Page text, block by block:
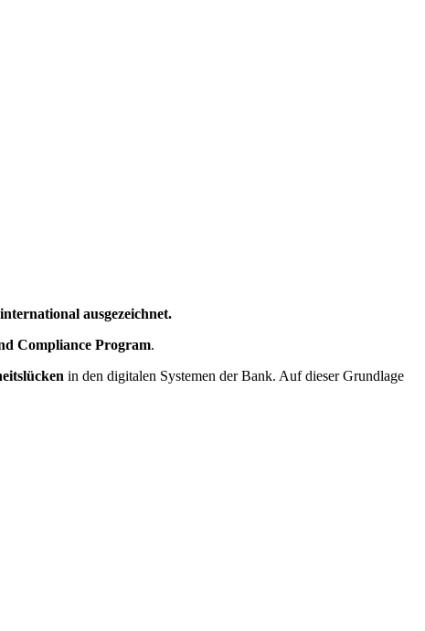
ausgezeichnet.
Compliance Program.
in den digitalen Systemen der Bank. Auf dieser Grundlage